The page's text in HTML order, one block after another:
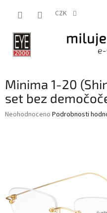
CZK
Minima 1-20
set bez
Průměrné
Neohodnoceno Podrobnosti